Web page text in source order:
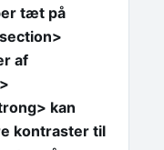
tæt på
af
kan
kontraster til